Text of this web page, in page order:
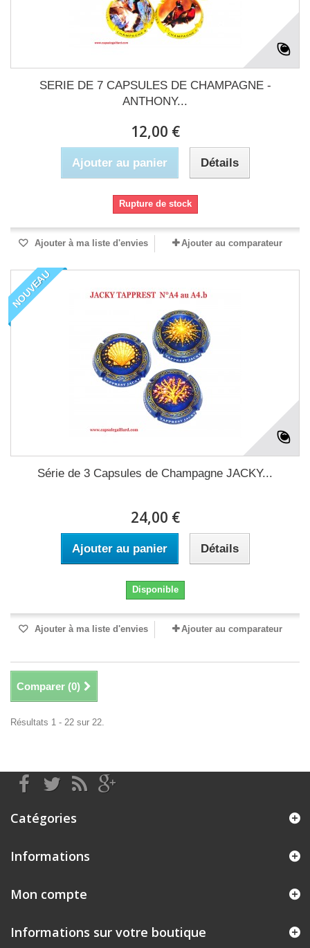
SERIE DE 7 CAPSULES DE CHAMPAGNE -
ANTHONY...
12,00 €
Ajouter au panier Détails
Rupture de stock
Ajouter à ma liste d'envies Ajouter au comparateur
NOUVEAU
Série de 3 Capsules de Champagne JACKY...
24,00 €
Ajouter au panier Détails
Disponible
Ajouter à ma liste d'envies Ajouter au comparateur
Comparer (0)
Résultats 1 - 22 sur 22.
Catégories
Informations
Mon compte
Informations sur votre boutique